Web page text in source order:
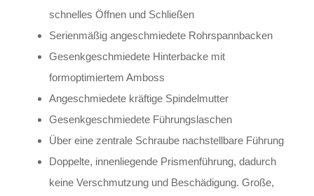
schnelles Öffnen und Schließen
Serienmäßig angeschmiedete Rohrspannbacken
Gesenkgeschmiedete Hinterbacke mit
formoptimiertem Amboss
Angeschmiedete kräftige Spindelmutter
Gesenkgeschmiedete Führungslaschen
Über eine zentrale Schraube nachstellbare Führung
Doppelte, innenliegende Prismenführung, dadurch
keine Verschmutzung und Beschädigung. Große,